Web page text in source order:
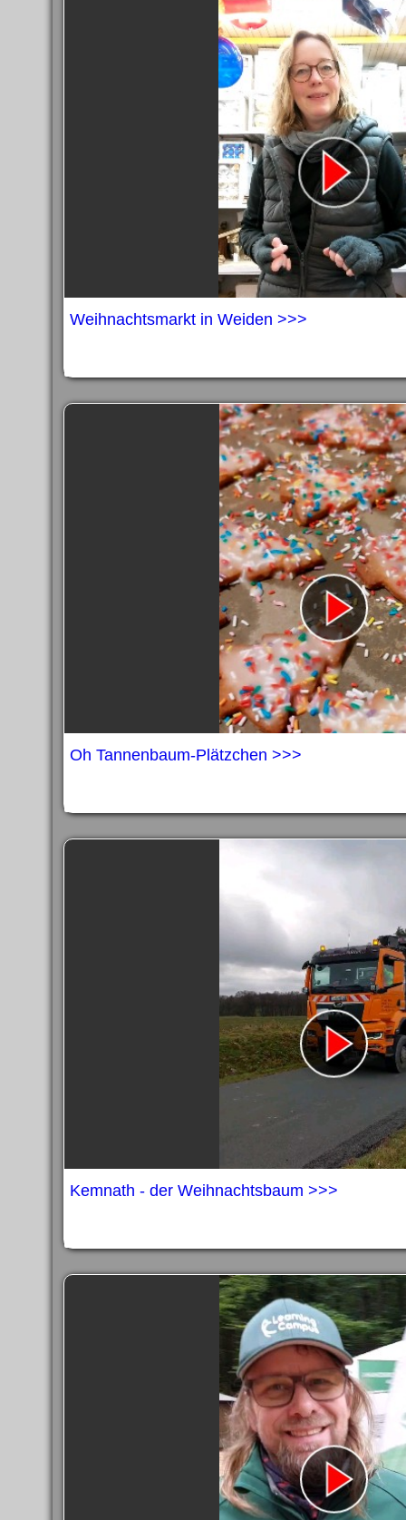
Weihnachtsmarkt in Weiden >>>
Oh Tannenbaum-Plätzchen >>>
Kemnath - der Weihnachtsbaum >>>